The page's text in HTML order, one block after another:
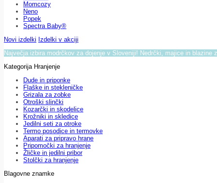
Momcozy
Neno
Popek
Spectra Baby®
Novi izdelki Izdelki v akciji
Največja izbira modrčkov za dojenje v Sloveniji! Nedrčki, majice in blazine
Kategorija Hranjenje
Dude in priponke
Flaške in stekleničke
Grizala za zobke
Otroški slinčki
Kozarčki in skodelice
Krožniki in skledice
Jedilni seti za otroke
Termo posodice in termovke
Aparati za pripravo hrane
Pripomočki za hranjenje
Žličke in jedilni pribor
Stolčki za hranjenje
Blagovne znamke